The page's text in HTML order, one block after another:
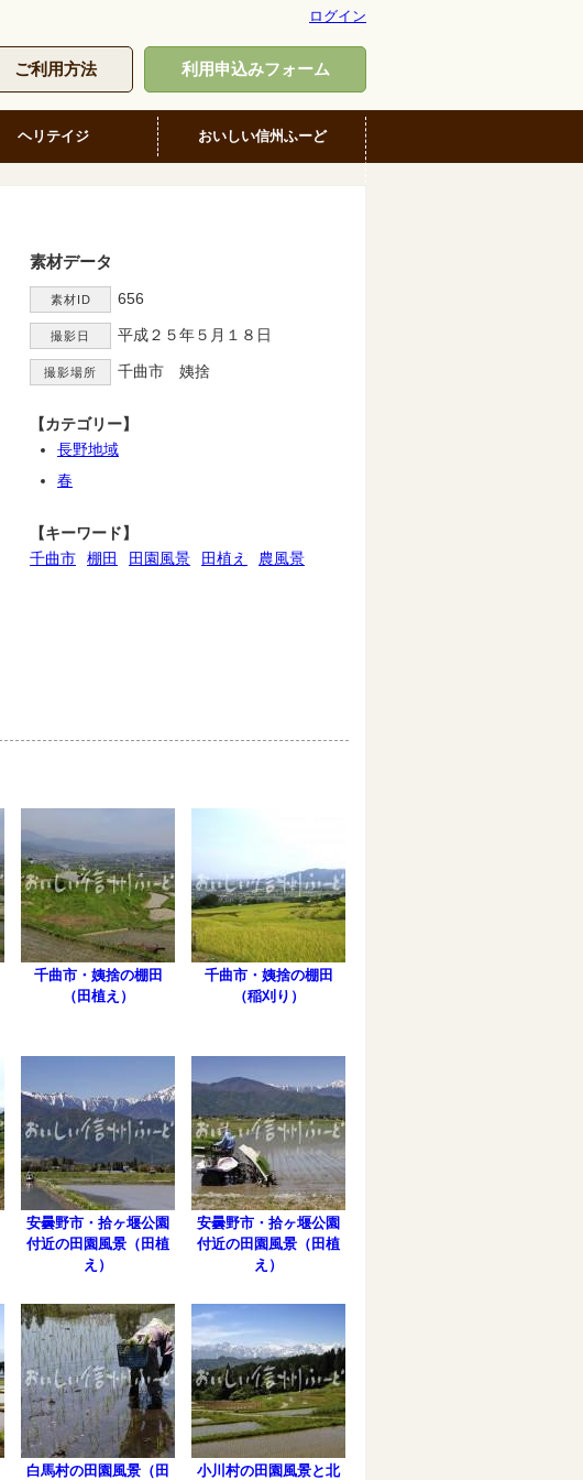
ログイン
ご利用方法 利用申込みフォーム
ヘリテイジ おいしい信州ふーど
素材データ
素材ID 656
撮影日 平成２５年５月１８日
撮影場所 千曲市 姨捨
【カテゴリー】
長野地域
春
【キーワード】
千曲市
棚田 田園風景 田植え 農風景
千曲市・姨捨の棚田
（田植え）
千曲市・姨捨の棚田
（稲刈り）
安曇野市・拾ヶ堰公園
付近の田園風景（田植
え）
安曇野市・拾ヶ堰公園
付近の田園風景（田植
え）
白馬村の田園風景（田 小川村の田園風景と北